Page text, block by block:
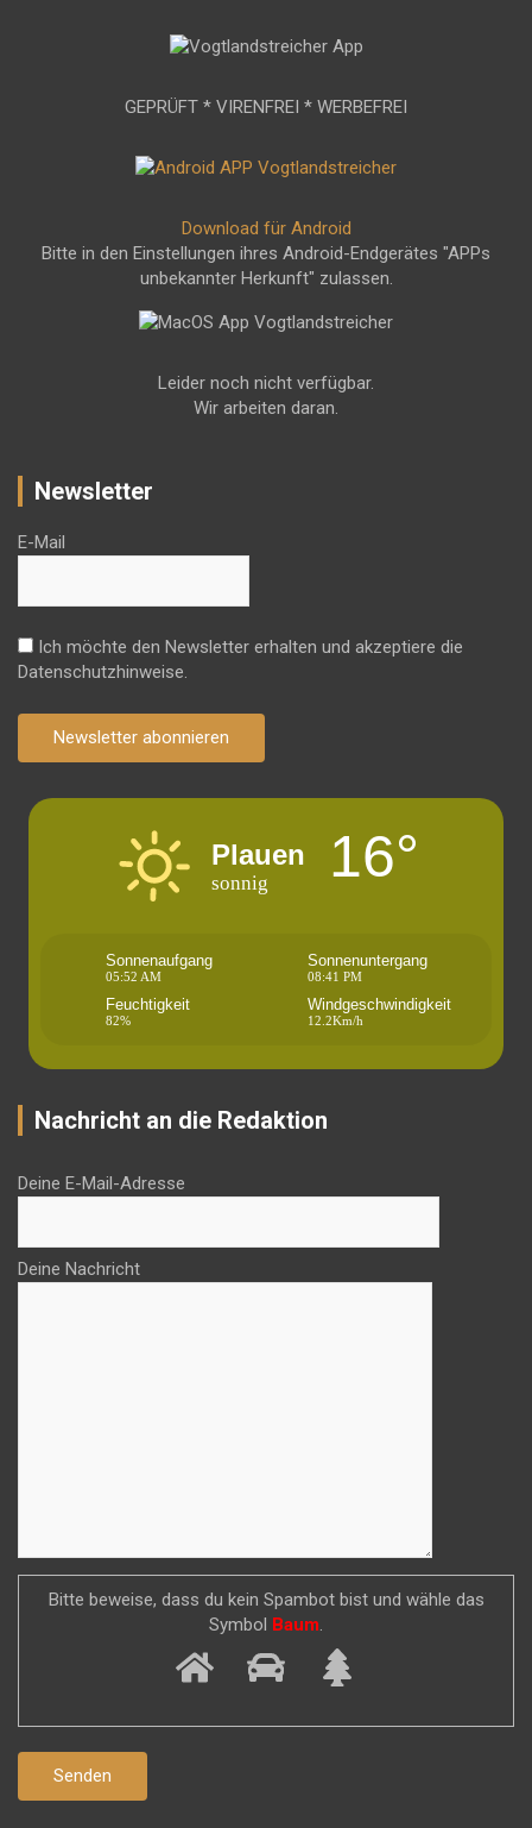
GEPRÜFT * VIRENFREI * WERBEFREI
Download für Android
Bitte in den Einstellungen ihres Android-Endgerätes "APPs
unbekannter Herkunft" zulassen.
Leider noch nicht verfügbar.
Wir arbeiten daran.
Newsletter
E-Mail
Ich möchte den Newsletter erhalten und akzeptiere die
Datenschutzhinweise.
Newsletter abonnieren
Plauen
sonnig 16°
Sonnenaufgang
05:52 AM
Sonnenuntergang
08:41 PM
Feuchtigkeit
82%
Windgeschwindigkeit
12.2Km/h
Nachricht an die Redaktion
Deine E-Mail-Adresse
Deine Nachricht
Bitte beweise, dass du kein Spambot bist und wähle das
Symbol Baum.